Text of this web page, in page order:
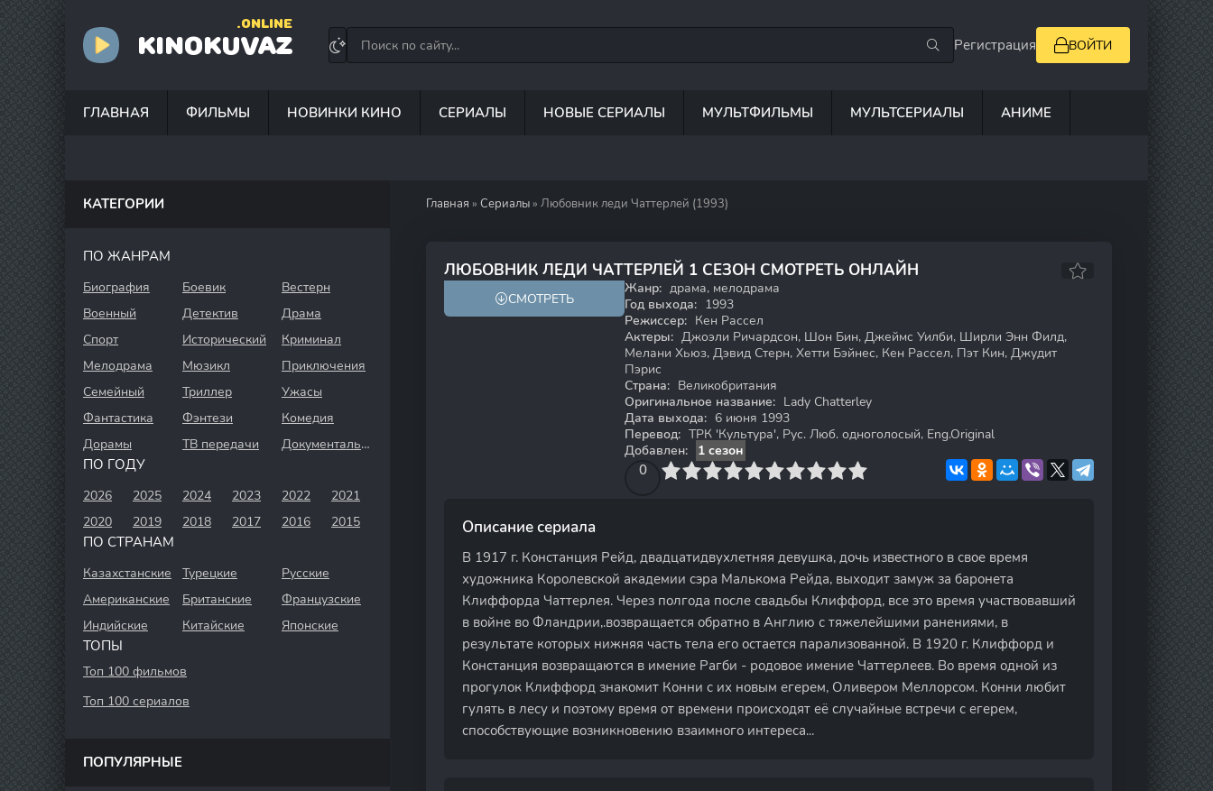
KINOKUVAZ
.ONLINE
Регистрация ВОЙТИ
ГЛАВНАЯ ФИЛЬМЫ НОВИНКИ КИНО СЕРИАЛЫ НОВЫЕ СЕРИАЛЫ МУЛЬТФИЛЬМЫ МУЛЬТСЕРИАЛЫ АНИМЕ
Главная » Сериалы » Любовник леди Чаттерлей (1993)
ЛЮБОВНИК ЛЕДИ ЧАТТЕРЛЕЙ 1 СЕЗОН СМОТРЕТЬ ОНЛАЙН
7.3 6.8
СМОТРЕТЬ
Жанр: драма, мелодрама
Год выхода: 1993
Режиссер: Кен Рассел
Актеры: Джоэли Ричардсон, Шон Бин, Джеймс Уилби, Ширли Энн Филд,
Мелани Хьюз, Дэвид Стерн, Хетти Бэйнес, Кен Рассел, Пэт Кин, Джудит
Пэрис
Страна: Великобритания
Оригинальное название: Lady Chatterley
Дата выхода: 6 июня 1993
Перевод: ТРК 'Культура', Рус. Люб. одноголосый, Eng.Original
Добавлен:
1 сезон
0
4 6 7 8 9 10
Описание сериала
В 1917 г. Констанция Рейд, двадцатидвухлетняя девушка, дочь известного в свое время
художника Королевской академии сэра Малькома Рейда, выходит замуж за баронета
Клиффорда Чаттерлея. Через полгода после свадьбы Клиффорд, все это время участвовавший
в войне во Фландрии,.возвращается обратно в Англию с тяжелейшими ранениями, в
результате которых нижняя часть тела его остается парализованной. В 1920 г. Клиффорд и
Констанция возвращаются в имение Рагби - родовое имение Чаттерлеев. Во время одной из
прогулок Клиффорд знакомит Конни с их новым егерем, Оливером Меллорсом. Конни любит
гулять в лесу и поэтому время от времени происходят её случайные встречи с егерем,
способствующие возникновению взаимного интереса...
КАТЕГОРИИ
ПО ЖАНРАМ
Биография Боевик
Вестерн
Военный
Детектив
Драма
Спорт
Исторический
Криминал
Мелодрама
Мюзикл
Приключения
Семейный
Триллер
Ужасы
Фантастика
Фэнтези
Комедия
Дорамы
ТВ передачи Документальный
ПО ГОДУ
2026 2025 2024 2023 2022
2021
2020
2019 2018 2017 2016 2015
ПО СТРАНАМ
Казахстанские Турецкие
Русские
Американские
Британские
Французские
Индийские
Китайские Японские
ТОПЫ
Топ 100 фильмов
Топ 100 сериалов
ПОПУЛЯРНЫЕ